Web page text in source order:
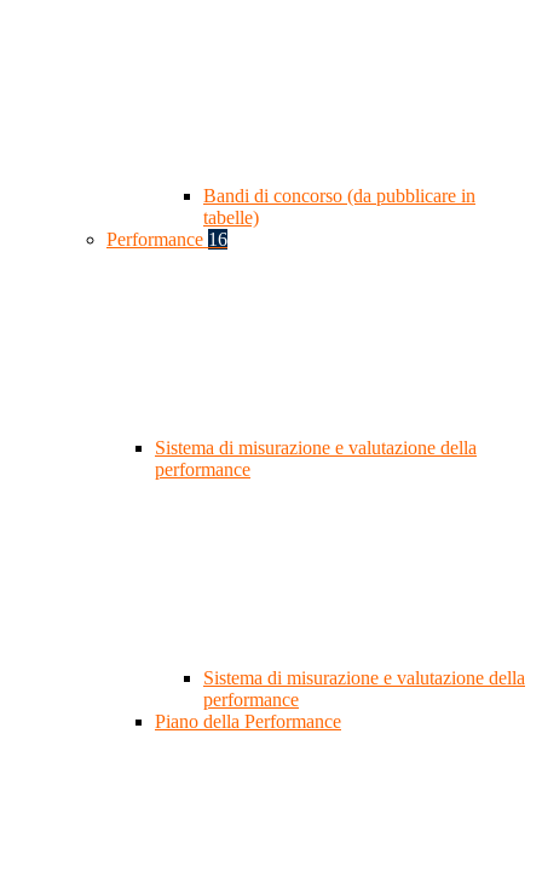
Bandi di concorso (da pubblicare in
tabelle)
Performance 16
Sistema di misurazione e valutazione della
performance
Sistema di misurazione e valutazione della
performance
Piano della Performance